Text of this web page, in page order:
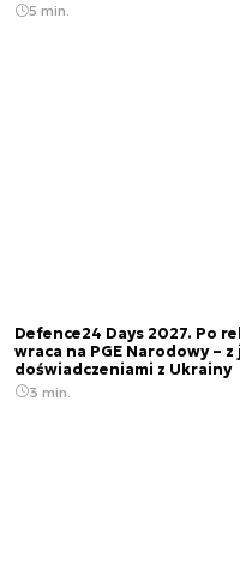
5 min.
Defence24 Days 2027. Po
wraca na PGE Narodowy –
doświadczeniami z Ukrainy
3 min.